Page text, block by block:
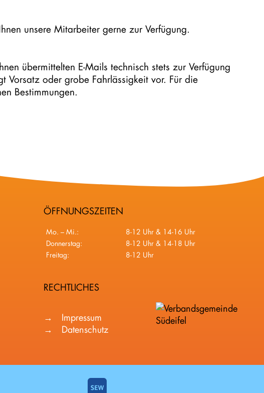
unsere Mitarbeiter gerne zur Verfügung.
übermittelten E-Mails technisch stets zur Verfügung
Vorsatz oder grobe Fahrlässigkeit vor. Für die
Bestimmungen.
ÖFFNUNGSZEITEN
Mo. – Mi.:
8-12 Uhr & 14-16 Uhr
Donnerstag:
8-12 Uhr & 14-18 Uhr
Freitag:
8-12 Uhr
RECHTLICHES
Impressum
Datenschutz